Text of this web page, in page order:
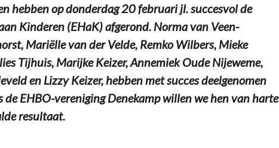
hebben op donderdag 20 februari jl. succesvol de
Kinderen (EHaK) afgerond. Norma van Veen-
Mariëlle van der Velde, Remko Wilbers, Mieke
Tijhuis, Marijke Keizer, Annemiek Oude Nijeweme,
en Lizzy Keizer, hebben met succes deelgenomen
de EHBO-vereniging Denekamp willen we hen van harte
resultaat.